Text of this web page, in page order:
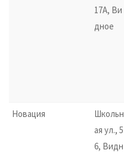
17А, Ви
дное
Новация
Школьн
ая ул., 5
6, Видн